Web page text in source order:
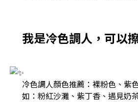
我是冷色調人，可以
冷色調人顏色推薦：裸粉色、紫
如：粉紅沙灘、紫丁香、遇見奶